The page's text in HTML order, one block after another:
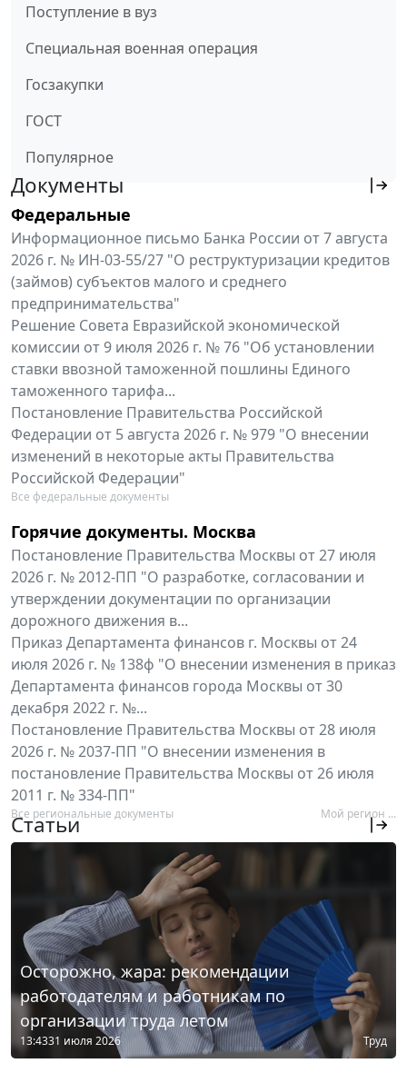
Поступление в вуз
Специальная военная операция
Госзакупки
ГОСТ
Популярное
Документы
Федеральные
Информационное письмо Банка России от 7 августа
2026 г. № ИН-03-55/27 "О реструктуризации кредитов
(займов) субъектов малого и среднего
предпринимательства"
Решение Совета Евразийской экономической
комиссии от 9 июля 2026 г. № 76 "Об установлении
ставки ввозной таможенной пошлины Единого
таможенного тарифа...
Постановление Правительства Российской
Федерации от 5 августа 2026 г. № 979 "О внесении
изменений в некоторые акты Правительства
Российской Федерации"
Все федеральные документы
Горячие документы. Москва
Постановление Правительства Москвы от 27 июля
2026 г. № 2012-ПП "О разработке, согласовании и
утверждении документации по организации
дорожного движения в...
Приказ Департамента финансов г. Москвы от 24
июля 2026 г. № 138ф "О внесении изменения в приказ
Департамента финансов города Москвы от 30
декабря 2022 г. №...
Постановление Правительства Москвы от 28 июля
2026 г. № 2037-ПП "О внесении изменения в
постановление Правительства Москвы от 26 июля
2011 г. № 334-ПП"
Все региональные документы Мой регион ...
Статьи
Осторожно, жара: рекомендации
работодателям и работникам по
организации труда летом
13:4331 июля 2026 Труд